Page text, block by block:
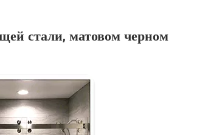
стали, матовом черном